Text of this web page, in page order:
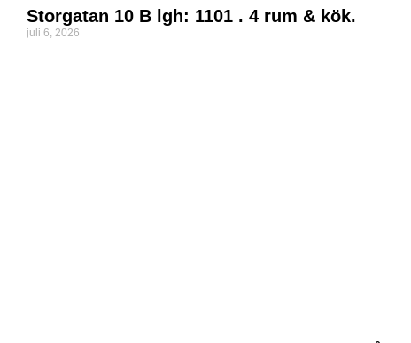
Storgatan 10 B lgh: 1101 . 4 rum & kök.
juli 6, 2026